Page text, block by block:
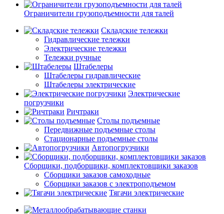
Ограничители грузоподъемности для талей
Складские тележки
Гидравлические тележки
Электрические тележки
Тележки ручные
Штабелеры
Штабелеры гидравлические
Штабелеры электрические
Электрические
погрузчики
Ричтраки
Столы подъемные
Передвижные подъемные столы
Стационарные подъемные столы
Автопогрузчики
Сборщики, подборщики, комплектовщики заказов
Сборщики заказов самоходные
Сборщики заказов с электроподъемом
Тягачи электрические